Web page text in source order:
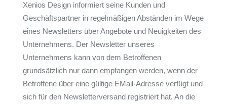
Xenios Design informiert seine Kunden und
Geschäftspartner in regelmäßigen Abständen im Wege
eines Newsletters über Angebote und Neuigkeiten des
Unternehmens. Der Newsletter unseres
Unternehmens kann von dem Betroffenen
grundsätzlich nur dann empfangen werden, wenn der
Betroffene über eine gültige EMail-Adresse verfügt und
sich für den Newsletterversand registriert hat. An die